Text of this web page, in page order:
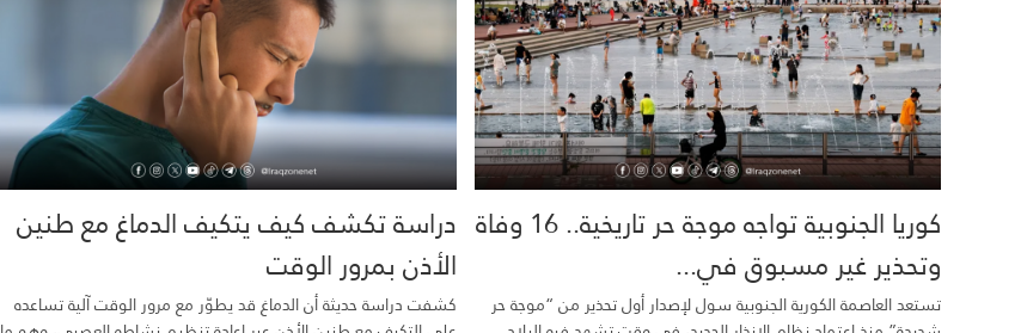
كوريا الجنوبية تواجه موجة حر تاريخية.. 16 وفاة
وتحذير غير مسبوق في...
تستعد العاصمة الكورية الجنوبية سول لإصدار أول تحذير من “موجة حر
دراسة تكشف كيف يتكيف الدماغ مع طنين
الأذن بمرور الوقت
كشفت دراسة حديثة أن الدماغ قد يطوّر مع مرور الوقت آلية تساعده